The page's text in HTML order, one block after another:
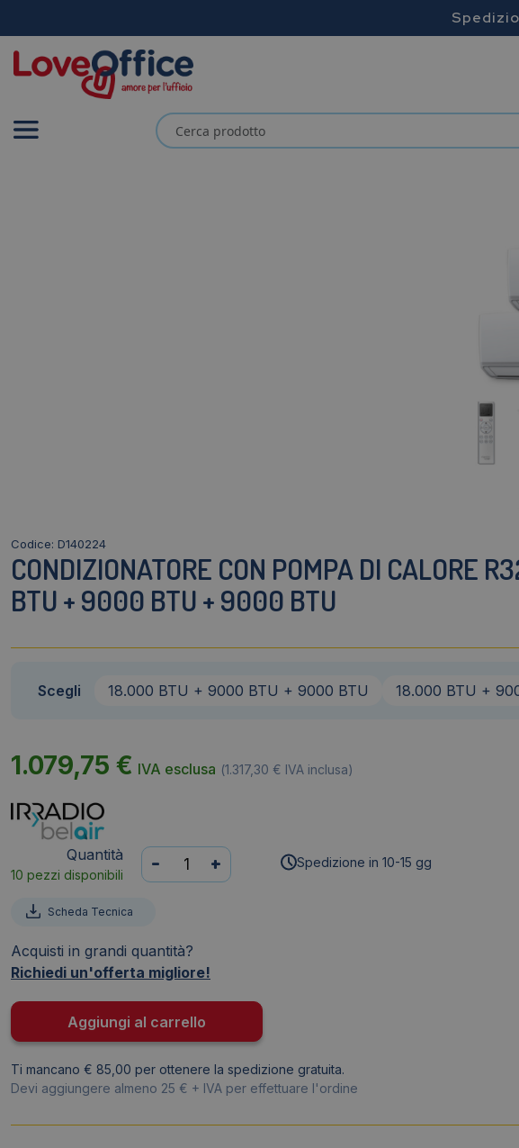
Codice: D140224
CONDIZIONATORE CON POMPA DI CALORE
BTU + 9000 BTU + 9000 BTU
Scegli 18.000 BTU + 9000 BTU + 9000 BTU 18.000 BTU +
1.079,75 € IVA esclusa (1.317,30 € IVA inclusa)
Quantità
10 pezzi disponibili
Condizionatore
con
calore
R32
unità
esterna
+
trial
split
Irradio
- + Spedizione in 10-15 gg
Scheda Tecnica
Acquisti in grandi quantità?
Richiedi un'offerta migliore!
Aggiungi al carrello
Ti mancano € 85,00 per ottenere la spedizione gratuita.
Devi aggiungere almeno 25 € + IVA per effettuare l'ordine